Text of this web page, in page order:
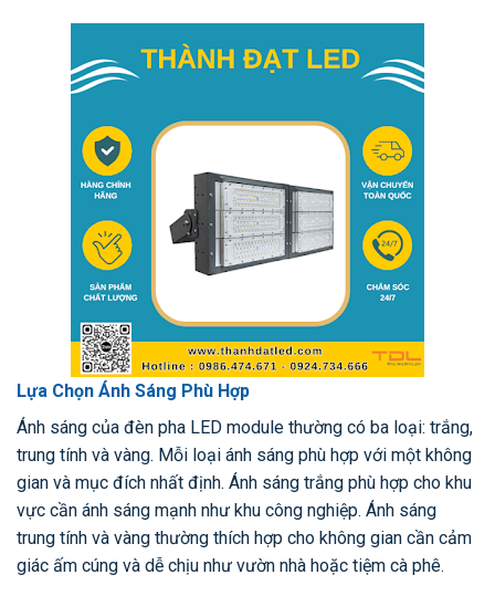
Lựa Chọn Ánh Sáng Phù Hợp
Ánh sáng của đèn pha LED module thường có ba loại: trắng,
trung tính và vàng. Mỗi loại ánh sáng phù hợp với một không
gian và mục đích nhất định. Ánh sáng trắng phù hợp cho khu
vực cần ánh sáng mạnh như khu công nghiệp. Ánh sáng
trung tính và vàng thường thích hợp cho không gian cần cảm
giác ấm cúng và dễ chịu như vườn nhà hoặc tiệm cà phê.